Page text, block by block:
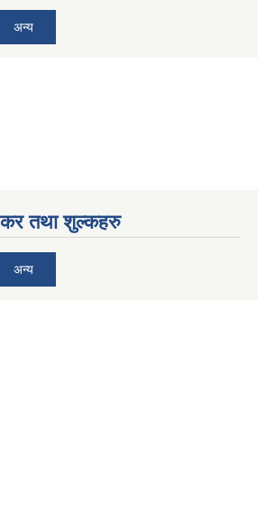
अन्य
कर तथा शुल्कहरु
अन्य